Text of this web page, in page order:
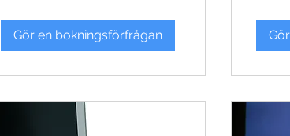
Gör en bokningsförfrågan